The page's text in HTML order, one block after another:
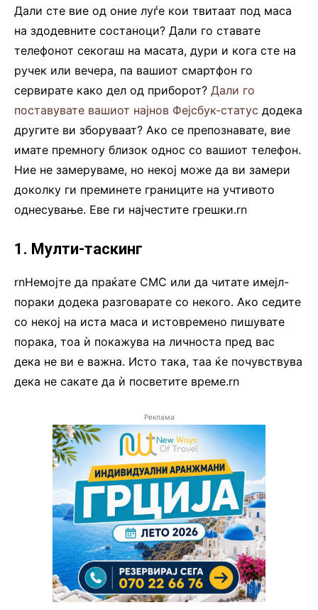
Дали сте вие од оние луѓе кои твитаат под маса
на здодевните состаноци? Дали го ставате
телефонот секогаш на масата, дури и кога сте на
ручек или вечера, па вашиот смартфон го
сервирате како дел од приборот? Дали го
поставувате вашиот најнов Фејсбук-статус додека
другите ви зборуваат? Ако се препознавате, вие
имате премногу близок однос со вашиот телефон.
Ние не замеруваме, но некој може да ви замери
доколку ги преминете границите на учтивото
однесување. Еве ги најчестите грешки.rn
1. Мулти-таскинг
rnНемојте да праќате СМС или да читате имејл-
пораки додека разговарате со некого. Ако седите
со некој на иста маса и истовремено пишувате
порака, тоа ѝ покажува на личноста пред вас
дека не ви е важна. Исто така, таа ќе почувствува
дека не сакате да ѝ посветите време.rn
Реклама